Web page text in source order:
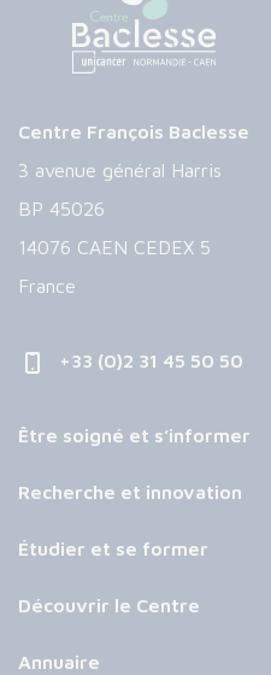
Centre François Baclesse
3 avenue général Harris
BP 45026
14076 CAEN CEDEX 5
France
+33 (0)2 31 45 50 50
Être soigné et s’informer
Recherche et innovation
Étudier et se former
Découvrir le Centre
Annuaire